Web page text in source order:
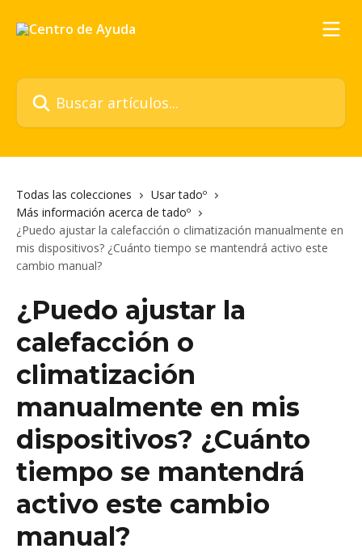
Buscar artículos...
Todas las colecciones
Usar tadoº
Más información acerca de tadoº
¿Puedo ajustar la calefacción o climatización manualmente en
mis dispositivos? ¿Cuánto tiempo se mantendrá activo este
cambio manual?
¿Puedo ajustar la
calefacción o
climatización
manualmente en mis
dispositivos? ¿Cuánto
tiempo se mantendrá
activo este cambio
manual?